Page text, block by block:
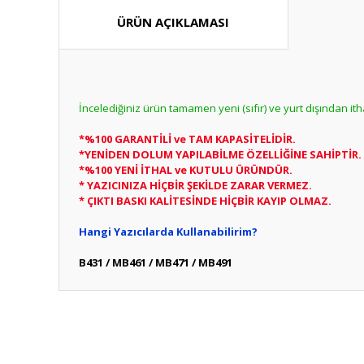
ÜRÜN AÇIKLAMASI
İncelediğiniz ürün tamamen yeni (sıfır) ve yurt dışından
*%100 GARANTİLİ ve TAM KAPASİTELİDİR.
*YENİDEN DOLUM YAPILABİLME ÖZELLİĞİNE SAHİPTİR.
*%100 YENİ İTHAL ve KUTULU ÜRÜNDÜR.
* YAZICINIZA HİÇBİR ŞEKİLDE ZARAR VERMEZ.
* ÇIKTI BASKI KALİTESİNDE HİÇBİR KAYIP OLMAZ.
Hangi Yazıcılarda Kullanabilirim?
B431 / MB461 / MB471 / MB491